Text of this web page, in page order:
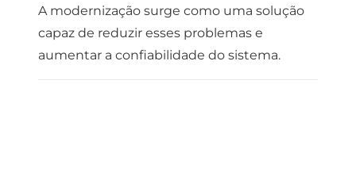
A modernização surge como uma solução
capaz de reduzir esses problemas e
aumentar a confiabilidade do sistema.